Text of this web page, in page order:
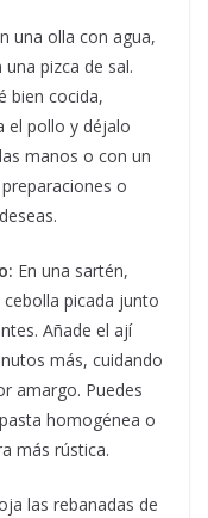
una olla con agua,
pizca de sal.
bien cocida,
el pollo y déjalo
manos o con un
o
En una sartén,
picada junto
Añade el ají
más, cuidando
amargo. Puedes
homogénea o
más rústica.
las rebanadas de